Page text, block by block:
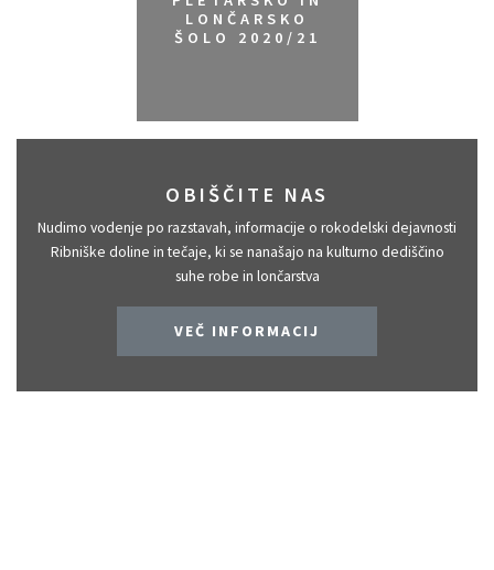
LONČARSKO
ŠOLO 2020/21
OBIŠČITE NAS
Nudimo vodenje po razstavah, informacije o rokodelski dejavnosti
Ribniške doline in tečaje, ki se nanašajo na kulturno dediščino
suhe robe in lončarstva
VEČ INFORMACIJ